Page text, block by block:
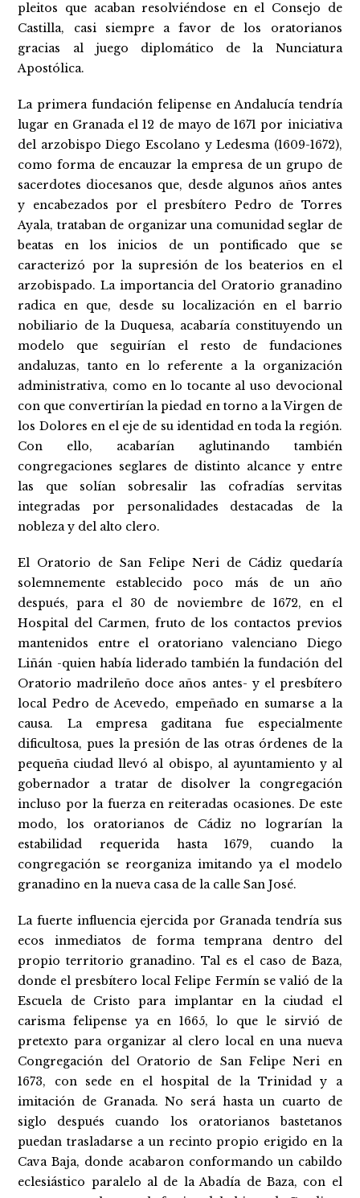
pleitos que acaban resolviéndose en el Consejo de
Castilla, casi siempre a favor de los oratorianos
gracias al juego diplomático de la Nunciatura
Apostólica.
La primera fundación felipense en Andalucía tendría
lugar en Granada el 12 de mayo de 1671 por iniciativa
del arzobispo Diego Escolano y Ledesma (1609-1672),
como forma de encauzar la empresa de un grupo de
sacerdotes diocesanos que, desde algunos años antes
y encabezados por el presbítero Pedro de Torres
Ayala, trataban de organizar una comunidad seglar de
beatas en los inicios de un pontificado que se
caracterizó por la supresión de los beaterios en el
arzobispado. La importancia del Oratorio granadino
radica en que, desde su localización en el barrio
nobiliario de la Duquesa, acabaría constituyendo un
modelo que seguirían el resto de fundaciones
andaluzas, tanto en lo referente a la organización
administrativa, como en lo tocante al uso devocional
con que convertirían la piedad en torno a la Virgen de
los Dolores en el eje de su identidad en toda la región.
Con ello, acabarían aglutinando también
congregaciones seglares de distinto alcance y entre
las que solían sobresalir las cofradías servitas
integradas por personalidades destacadas de la
nobleza y del alto clero.
El Oratorio de San Felipe Neri de Cádiz quedaría
solemnemente establecido poco más de un año
después, para el 30 de noviembre de 1672, en el
Hospital del Carmen, fruto de los contactos previos
mantenidos entre el oratoriano valenciano Diego
Liñán -quien había liderado también la fundación del
Oratorio madrileño doce años antes- y el presbítero
local Pedro de Acevedo, empeñado en sumarse a la
causa. La empresa gaditana fue especialmente
dificultosa, pues la presión de las otras órdenes de la
pequeña ciudad llevó al obispo, al ayuntamiento y al
gobernador a tratar de disolver la congregación
incluso por la fuerza en reiteradas ocasiones. De este
modo, los oratorianos de Cádiz no lograrían la
estabilidad requerida hasta 1679, cuando la
congregación se reorganiza imitando ya el modelo
granadino en la nueva casa de la calle San José.
La fuerte influencia ejercida por Granada tendría sus
ecos inmediatos de forma temprana dentro del
propio territorio granadino. Tal es el caso de Baza,
donde el presbítero local Felipe Fermín se valió de la
Escuela de Cristo para implantar en la ciudad el
carisma felipense ya en 1665, lo que le sirvió de
pretexto para organizar al clero local en una nueva
Congregación del Oratorio de San Felipe Neri en
1673, con sede en el hospital de la Trinidad y a
imitación de Granada. No será hasta un cuarto de
siglo después cuando los oratorianos bastetanos
puedan trasladarse a un recinto propio erigido en la
Cava Baja, donde acabaron conformando un cabildo
eclesiástico paralelo al de la Abadía de Baza, con el